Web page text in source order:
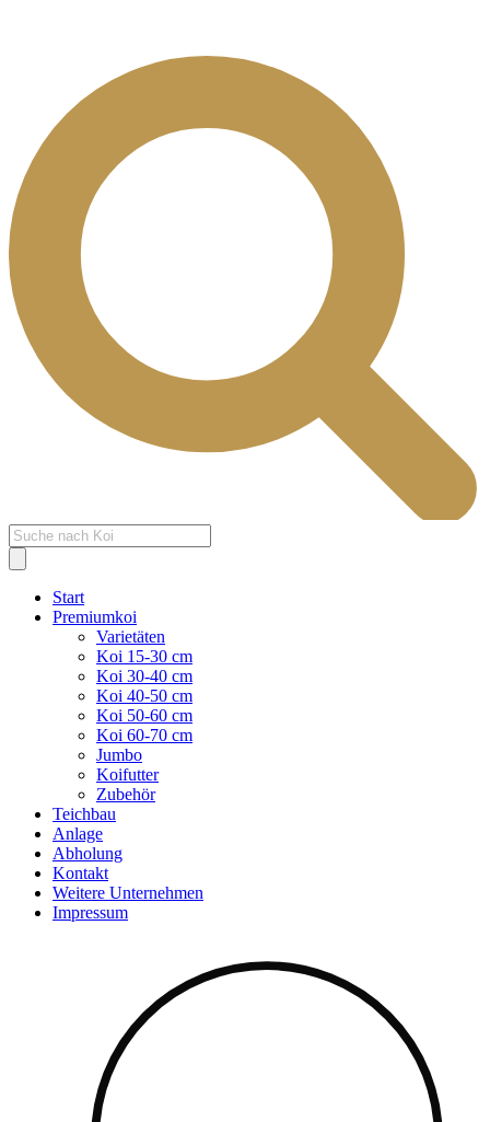
Products
search
Start
Premiumkoi
Varietäten
Koi 15-30 cm
Koi 30-40 cm
Koi 40-50 cm
Koi 50-60 cm
Koi 60-70 cm
Jumbo
Koifutter
Zubehör
Teichbau
Anlage
Abholung
Kontakt
Weitere Unternehmen
Impressum